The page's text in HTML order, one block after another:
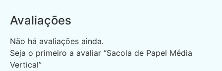
Avaliações
Não há avaliações ainda.
Seja o primeiro a avaliar “Sacola de Papel Média
Vertical”